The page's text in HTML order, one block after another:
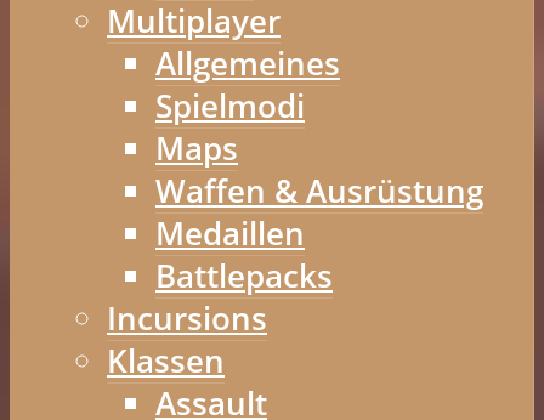
Multiplayer
Allgemeines
Spielmodi
Maps
Waffen & Ausrüstung
Medaillen
Battlepacks
Incursions
Klassen
Assault